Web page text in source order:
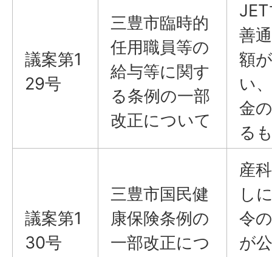
議案第1
29号
三豊市臨時的
任用職員等の
給与等に関す
る条例の一部
改正について
善
額
い
金
る
議案第1
30号
三豊市国民健
康保険条例の
一部改正につ
産
し
令
が